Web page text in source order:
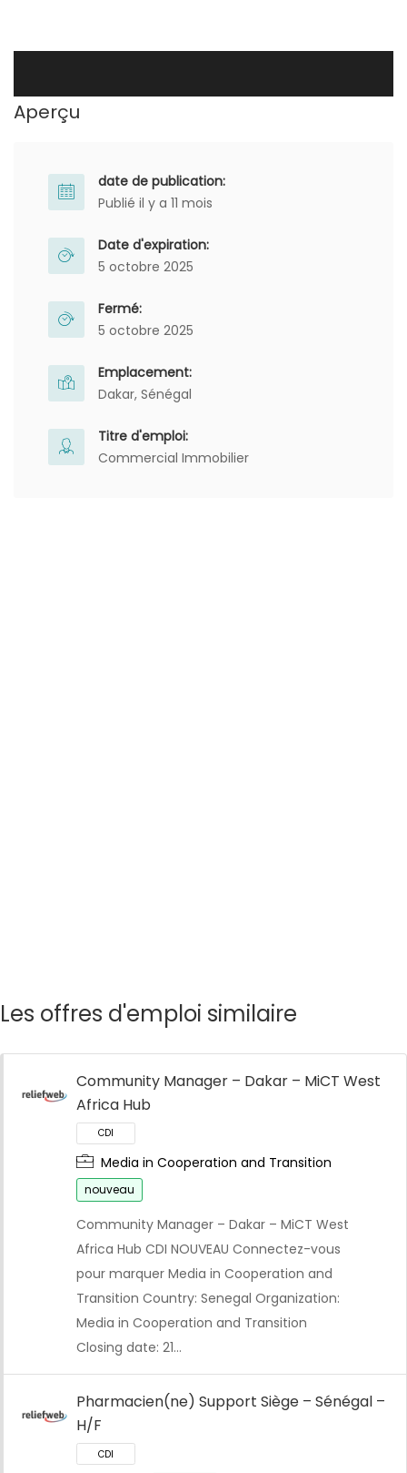
Aperçu
date de publication:
Publié il y a 11 mois
Date d'expiration:
5 octobre 2025
Fermé:
5 octobre 2025
Emplacement:
Dakar, Sénégal
Titre d'emploi:
Commercial Immobilier
Les offres d'emploi similaire
Community Manager – Dakar – MiCT West
Africa Hub
Media in Cooperation and Transition
nouveau
Community Manager – Dakar – MiCT West
Africa Hub CDI NOUVEAU Connectez-vous
pour marquer Media in Cooperation and
Transition Country: Senegal Organization:
Media in Cooperation and Transition
Closing date: 21…
Pharmacien(ne) Support Siège – Sénégal –
H/F